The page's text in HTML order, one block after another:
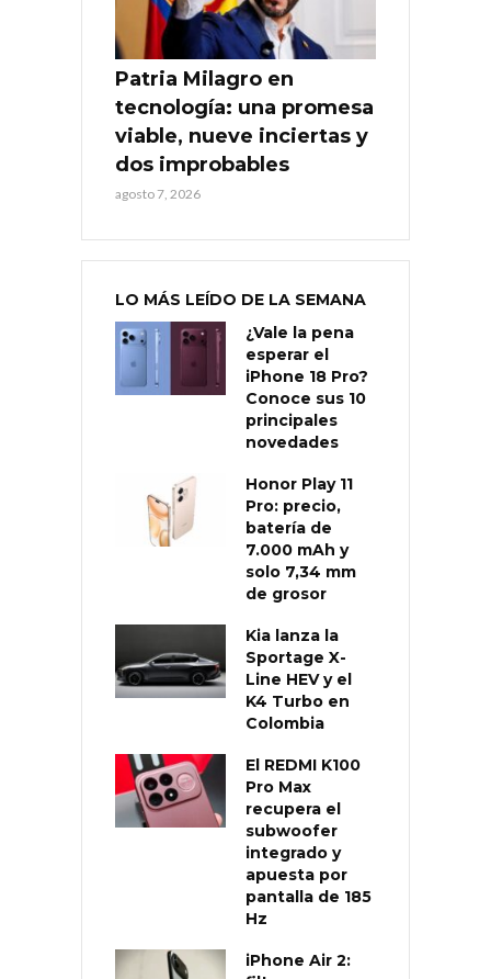
Patria Milagro en
tecnología: una promesa
viable, nueve inciertas y
dos improbables
agosto 7, 2026
LO MÁS LEÍDO DE LA SEMANA
¿Vale la pena
esperar el
iPhone 18 Pro?
Conoce sus 10
principales
novedades
Honor Play 11
Pro: precio,
batería de
7.000 mAh y
solo 7,34 mm
de grosor
Kia lanza la
Sportage X-
Line HEV y el
K4 Turbo en
Colombia
El REDMI K100
Pro Max
recupera el
subwoofer
integrado y
apuesta por
pantalla de 185
Hz
iPhone Air 2: